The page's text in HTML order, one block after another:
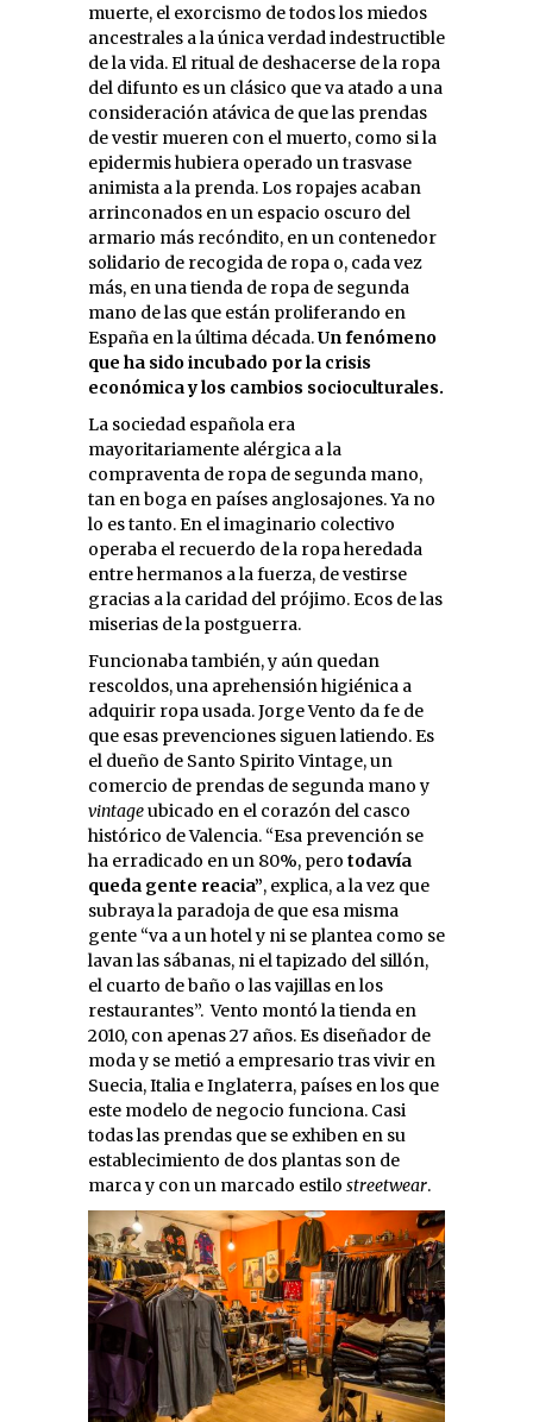
muerte, el exorcismo de todos los miedos
ancestrales a la única verdad indestructible
de la vida. El ritual de deshacerse de la ropa
del difunto es un clásico que va atado a una
consideración atávica de que las prendas
de vestir mueren con el muerto, como si la
epidermis hubiera operado un trasvase
animista a la prenda. Los ropajes acaban
arrinconados en un espacio oscuro del
armario más recóndito, en un contenedor
solidario de recogida de ropa o, cada vez
más, en una tienda de ropa de segunda
mano de las que están proliferando en
España en la última década.Un fenómeno
que ha sido incubado por la crisis
económica y los cambios socioculturales.
La sociedad española era
mayoritariamente alérgica a la
compraventa de ropa de segunda mano,
tan en boga en países anglosajones. Ya no
lo es tanto. En el imaginario colectivo
operaba el recuerdo de la ropa heredada
entre hermanos a la fuerza, de vestirse
gracias a la caridad del prójimo. Ecos de las
miserias de la postguerra.
Funcionaba también, y aún quedan
rescoldos, una aprehensión higiénica a
adquirir ropa usada. Jorge Vento da fe de
que esas prevenciones siguen latiendo. Es
el dueño de Santo Spirito Vintage, un
comercio de prendas de segunda mano y
vintageubicado en el corazón del casco
histórico de Valencia. “Esa prevención se
ha erradicado en un 80%, pero todavía
queda gente reacia”, explica, a la vez que
subraya la paradoja de que esa misma
gente “va a un hotel y ni se plantea como se
lavan las sábanas, ni el tapizado del sillón,
el cuarto de baño o las vajillas en los
restaurantes”. Vento montó la tienda en
2010, con apenas 27 años. Es diseñador de
moda y se metió a empresario tras vivir en
Suecia, Italia e Inglaterra, países en los que
este modelo de negocio funciona. Casi
todas las prendas que se exhiben en su
establecimiento de dos plantas son de
marca y con un marcado estilo streetwear.